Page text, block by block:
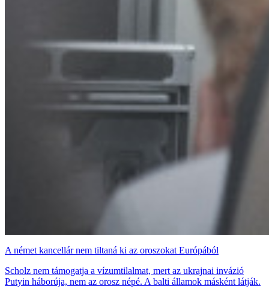
A német kancellár nem tiltaná ki az oroszokat Európából
Scholz nem támogatja a vízumtilalmat, mert az ukrajnai invázió
Putyin háborúja, nem az orosz népé. A balti államok másként látják.